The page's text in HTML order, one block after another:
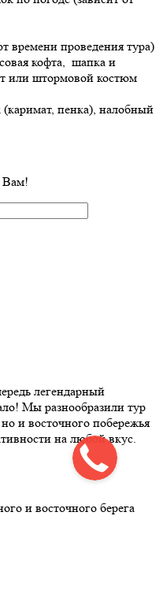
времени проведения тура)
кофта, шапка и
или штормовой костюм
(каримат, пенка), налобный
Вам!
легендарный
Мы разнообразили тур
и восточного побережья
на любой вкус.
и восточного берега